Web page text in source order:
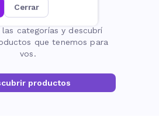
cerrar
no existe
las categorías y descubrí
que tenemos para
vos.
productos